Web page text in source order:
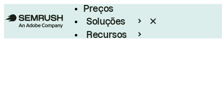
Preços
Soluções
Recursos